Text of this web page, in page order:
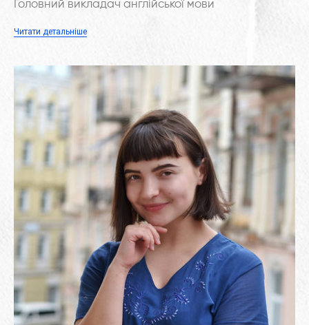
Головний викладач англійської мови
Читати детальніше